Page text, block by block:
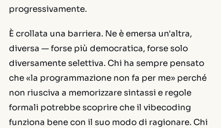
progressivamente.
È crollata una barriera. Ne è emersa un'altra,
diversa — forse più democratica, forse solo
diversamente selettiva. Chi ha sempre pensato
che «la programmazione non fa per me» perché
non riusciva a memorizzare sintassi e regole
formali potrebbe scoprire che il vibecoding
funziona bene con il suo modo di ragionare. Chi